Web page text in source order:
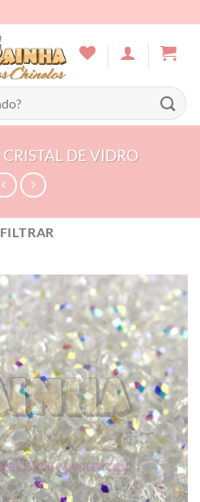
CRISTAL DE VIDRO
FILTRAR